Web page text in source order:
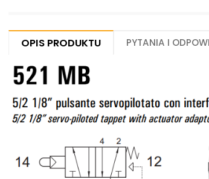
Opis produktu Pytania i